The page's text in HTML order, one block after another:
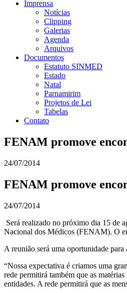
Imprensa
Notícias
Clipping
Galerias
Agenda
Arquivos
Documentos
Estatuto SINMED
Estado
Natal
Parnamirim
Projetos de Lei
Tabelas
Contato
FENAM promove
24/07/2014
FENAM promove
24/07/2014
Será realizado no próximo dia 15 de
Nacional dos Médicos (FENAM). O
A reunião será uma oportunidade
“Nossa expectativa é criamos uma
rede permitirá também que as
entidades. A rede permitirá que as